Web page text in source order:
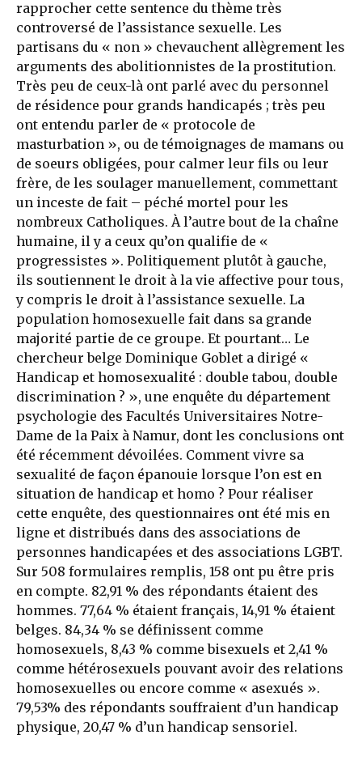
rapprocher cette sentence du thème très
controversé de l’assistance sexuelle. Les
partisans du « non » chevauchent allègrement les
arguments des abolitionnistes de la prostitution.
Très peu de ceux-là ont parlé avec du personnel
de résidence pour grands handicapés ; très peu
ont entendu parler de « protocole de
masturbation », ou de témoignages de mamans ou
de soeurs obligées, pour calmer leur fils ou leur
frère, de les soulager manuellement, commettant
un inceste de fait – péché mortel pour les
nombreux Catholiques. À l’autre bout de la chaîne
humaine, il y a ceux qu’on qualifie de «
progressistes ». Politiquement plutôt à gauche,
ils soutiennent le droit à la vie affective pour tous,
y compris le droit à l’assistance sexuelle. La
population homosexuelle fait dans sa grande
majorité partie de ce groupe. Et pourtant… Le
chercheur belge Dominique Goblet a dirigé «
Handicap et homosexualité : double tabou, double
discrimination ? », une enquête du département
psychologie des Facultés Universitaires Notre-
Dame de la Paix à Namur, dont les conclusions ont
été récemment dévoilées. Comment vivre sa
sexualité de façon épanouie lorsque l’on est en
situation de handicap et homo ? Pour réaliser
cette enquête, des questionnaires ont été mis en
ligne et distribués dans des associations de
personnes handicapées et des associations LGBT.
Sur 508 formulaires remplis, 158 ont pu être pris
en compte. 82,91 % des répondants étaient des
hommes. 77,64 % étaient français, 14,91 % étaient
belges. 84,34 % se définissent comme
homosexuels, 8,43 % comme bisexuels et 2,41 %
comme hétérosexuels pouvant avoir des relations
homosexuelles ou encore comme « asexués ».
79,53% des répondants souffraient d’un handicap
physique, 20,47 % d’un handicap sensoriel.